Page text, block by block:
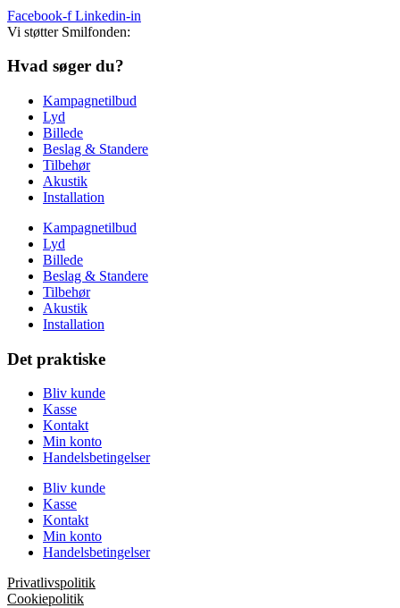
Facebook-f Linkedin-in
Vi støtter Smilfonden:
Hvad søger du?
Kampagnetilbud
Lyd
Billede
Beslag & Standere
Tilbehør
Akustik
Installation
Kampagnetilbud
Lyd
Billede
Beslag & Standere
Tilbehør
Akustik
Installation
Det praktiske
Bliv kunde
Kasse
Kontakt
Min konto
Handelsbetingelser
Bliv kunde
Kasse
Kontakt
Min konto
Handelsbetingelser
Privatlivspolitik
Cookiepolitik